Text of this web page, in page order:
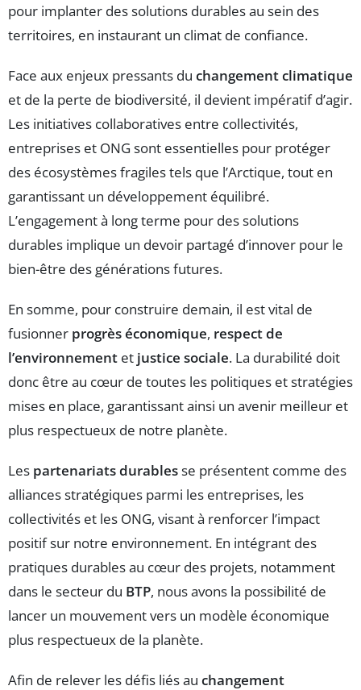
pour implanter des solutions durables au sein des
territoires, en instaurant un climat de confiance.
Face aux enjeux pressants du changement climatique
et de la perte de biodiversité, il devient impératif d’agir.
Les initiatives collaboratives entre collectivités,
entreprises et ONG sont essentielles pour protéger
des écosystèmes fragiles tels que l’Arctique, tout en
garantissant un développement équilibré.
L’engagement à long terme pour des solutions
durables implique un devoir partagé d’innover pour le
bien-être des générations futures.
En somme, pour construire demain, il est vital de
fusionner progrès économique, respect de
l’environnement et justice sociale. La durabilité doit
donc être au cœur de toutes les politiques et stratégies
mises en place, garantissant ainsi un avenir meilleur et
plus respectueux de notre planète.
Les partenariats durablesse présentent comme des
alliances stratégiques parmi les entreprises, les
collectivités et les ONG, visant à renforcer l’impact
positif sur notre environnement. En intégrant des
pratiques durables au cœur des projets, notamment
dans le secteur du BTP, nous avons la possibilité de
lancer un mouvement vers un modèle économique
plus respectueux de la planète.
Afin de relever les défis liés au changement